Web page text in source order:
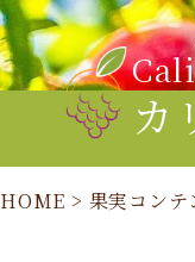
カ
HOME > 果実コンテ